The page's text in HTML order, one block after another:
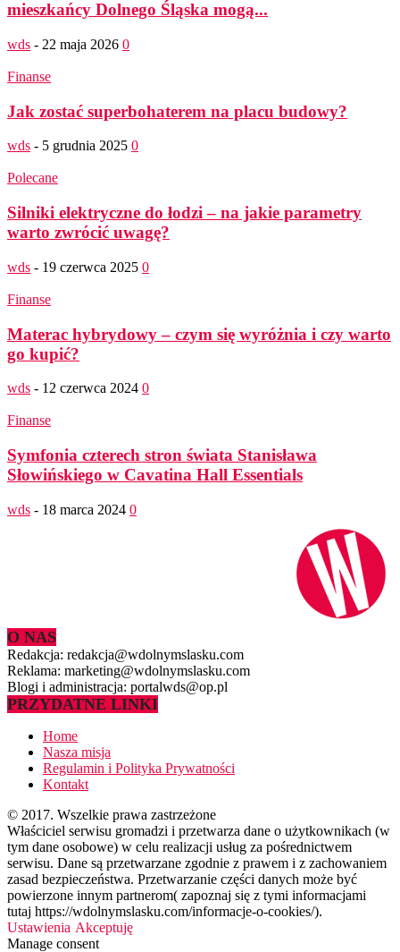
mieszkańcy Dolnego Śląska mogą...
wds - 22 maja 2026 0
Finanse
Jak zostać superbohaterem na placu budowy?
wds - 5 grudnia 2025 0
Polecane
Silniki elektryczne do łodzi – na jakie parametry
warto zwrócić uwagę?
wds - 19 czerwca 2025 0
Finanse
Materac hybrydowy – czym się wyróżnia i czy warto
go kupić?
wds - 12 czerwca 2024 0
Finanse
Symfonia czterech stron świata Stanisława
Słowińskiego w Cavatina Hall Essentials
wds - 18 marca 2024 0
O NAS
Redakcja: redakcja@wdolnymslasku.com
Reklama: marketing@wdolnymslasku.com
Blogi i administracja: portalwds@op.pl
PRZYDATNE LINKI
Home
Nasza misja
Regulamin i Polityka Prywatności
Kontakt
© 2017. Wszelkie prawa zastrzeżone
Właściciel serwisu gromadzi i przetwarza dane o użytkownikach (w
tym dane osobowe) w celu realizacji usług za pośrednictwem
serwisu. Dane są przetwarzane zgodnie z prawem i z zachowaniem
zasad bezpieczeństwa. Przetwarzanie części danych może być
powierzone innym partnerom( zapoznaj się z tymi informacjami
tutaj https://wdolnymslasku.com/informacje-o-cookies/).
Ustawienia Akceptuję
Manage consent